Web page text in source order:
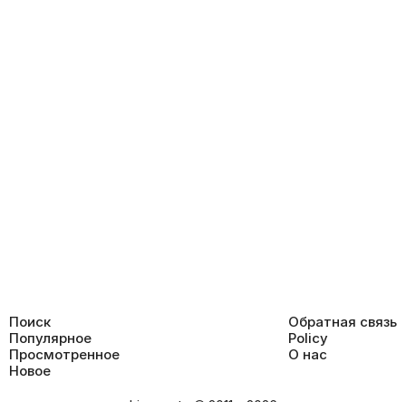
Поиск
Популярное
Просмотренное
Новое
Обратная связь
Policy
О нас